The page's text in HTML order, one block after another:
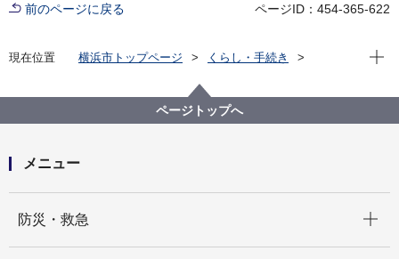
前のページに戻る ページID：454-365-622
現在位置 横浜市トップページ
くらし・手続き
旭区を知る
よみがえる昭和の街並み 旭区風景写真アーカイブ
1.上白根
上白根小学校付近17(画像番号b094)
現在
ページトップへ
メニュー
防災・救急